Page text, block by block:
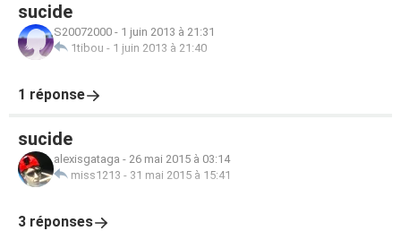
sucide
S20072000 - 1 juin 2013 à 21:31
1tibou - 1 juin 2013 à 21:40
1 réponse
sucide
alexisgataga - 26 mai 2015 à 03:14
miss1213 - 31 mai 2015 à 15:41
3 réponses